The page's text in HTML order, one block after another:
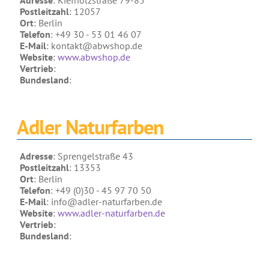
Lehmfarben
Silikatfarben
Leimfarbe
Wandlasuren
Kalkputze
Spachtel- und Glättetechniken
Lehm Finish Putz
weitere Putze
Holzbehandlungen
Holzbehandlung Außenbereich
Referenzen
Search
for:
Postleitzahl: 12057
Ort: Berlin
Telefon: +49 30 - 53 01 46 07
E-Mail: kontakt@abwshop.de
Website: www.abwshop.de
Vertrieb:
Bundesland:
Adler Naturfarben
Adresse: Sprengelstraße 43
Postleitzahl: 13353
Ort: Berlin
Telefon: +49 (0)30 - 45 97 70 50
E-Mail: info@adler-naturfarben.de
Website: www.adler-naturfarben.de
Vertrieb:
Bundesland: